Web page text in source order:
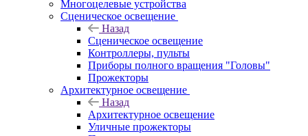
Многоцелевые устройства
Сценическое освещение
Назад
Сценическое освещение
Контроллеры, пульты
Приборы полного вращения "Головы"
Прожекторы
Архитектурное освещение
Назад
Архитектурное освещение
Уличные прожекторы